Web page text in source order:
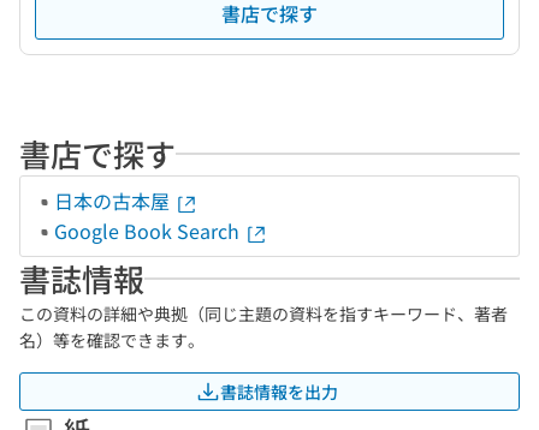
書店で探す
書店で探す
日本の古本屋
Google Book Search
書誌情報
この資料の詳細や典拠（同じ主題の資料を指すキーワード、著者
名）等を確認できます。
書誌情報を出力